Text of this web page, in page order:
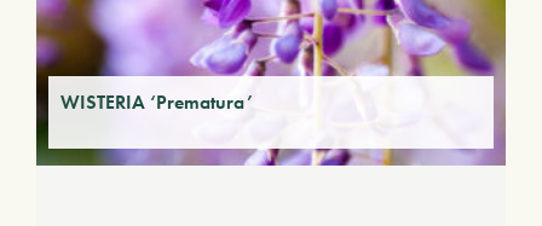
WISTERIA ‘Prematura’